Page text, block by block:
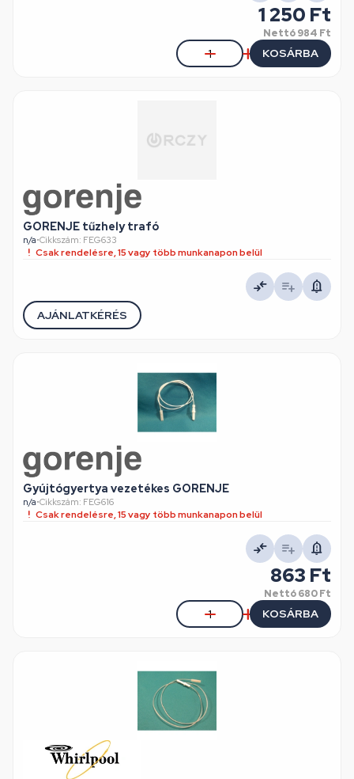
1 250 Ft
Nettó984 Ft
KOSÁRBA
GORENJE tűzhely trafó
n/a•Cikkszám: FEG633
Csak rendelésre, 15 vagy több munkanapon belül
AJÁNLATKÉRÉS
Gyújtógyertya vezetékes GORENJE
n/a•Cikkszám: FEG616
Csak rendelésre, 15 vagy több munkanapon belül
863 Ft
Nettó680 Ft
KOSÁRBA